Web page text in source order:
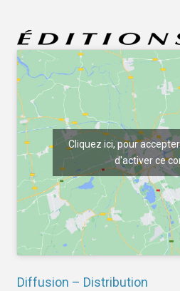
Cliquez ici, pour
d'activer ce
Diffusion – Distribution